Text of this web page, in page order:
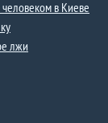
в Киеве
лжи